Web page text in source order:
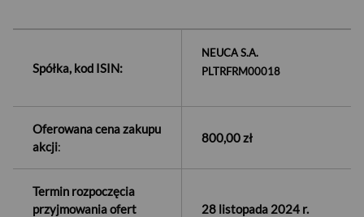
Spółka, kod ISIN:
NEUCAS.A.
PLTRFRM00018
Oferowana cena zakupu
akcji:
800,00 zł
Termin rozpoczęcia
przyjmowania ofert
28 listopada 2024 r.